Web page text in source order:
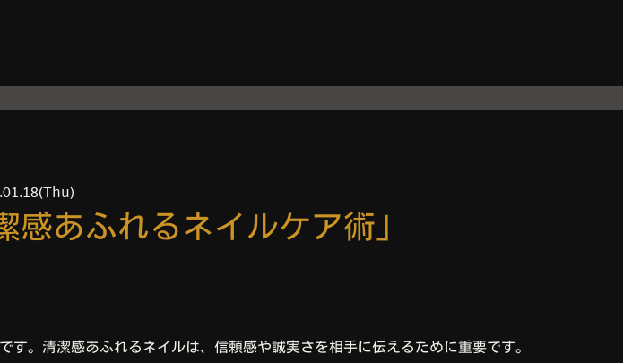
感あふれるネイルケア術」
。清潔感あふれるネイルは、信頼感や誠実さを相手に伝えるために重要です。